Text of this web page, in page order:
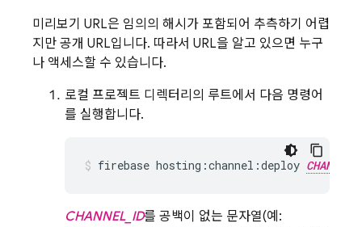
미리보기 URL은 임의의 해시가 포함되어 추측하기 어렵
지만 공개 URL입니다. 따라서 URL을 알고 있으면 누구
나 액세스할 수 있습니다.
로컬 프로젝트 디렉터리의 루트에서 다음 명령어
를 실행합니다.
firebase hosting:channel:deploy
CHANNEL_ID를 공백이 없는 문자열(예: